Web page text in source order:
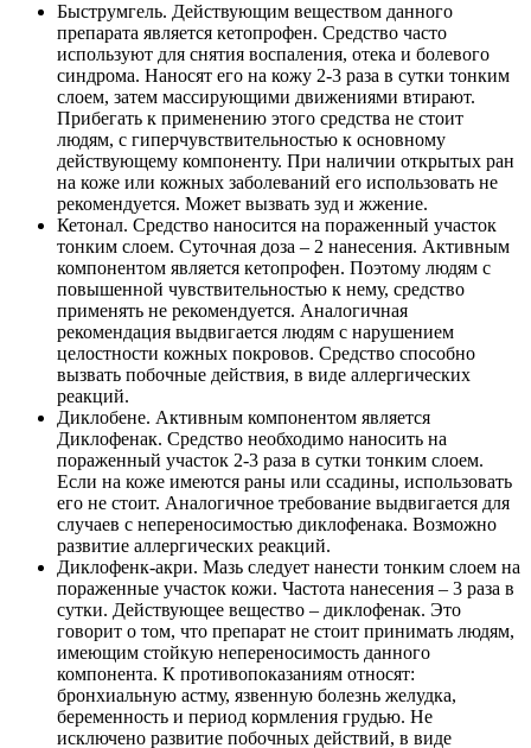
Быструмгель. Действующим веществом данного
препарата является кетопрофен. Средство часто
используют для снятия воспаления, отека и болевого
синдрома. Наносят его на кожу 2-3 раза в сутки тонким
слоем, затем массирующими движениями втирают.
Прибегать к применению этого средства не стоит
людям, с гиперчувствительностью к основному
действующему компоненту. При наличии открытых ран
на коже или кожных заболеваний его использовать не
рекомендуется. Может вызвать зуд и жжение.
Кетонал. Средство наносится на пораженный участок
тонким слоем. Суточная доза – 2 нанесения. Активным
компонентом является кетопрофен. Поэтому людям с
повышенной чувствительностью к нему, средство
применять не рекомендуется. Аналогичная
рекомендация выдвигается людям с нарушением
целостности кожных покровов. Средство способно
вызвать побочные действия, в виде аллергических
реакций.
Диклобене. Активным компонентом является
Диклофенак. Средство необходимо наносить на
пораженный участок 2-3 раза в сутки тонким слоем.
Если на коже имеются раны или ссадины, использовать
его не стоит. Аналогичное требование выдвигается для
случаев с непереносимостью диклофенака. Возможно
развитие аллергических реакций.
Диклофенк-акри. Мазь следует нанести тонким слоем на
пораженные участок кожи. Частота нанесения – 3 раза в
сутки. Действующее вещество – диклофенак. Это
говорит о том, что препарат не стоит принимать людям,
имеющим стойкую непереносимость данного
компонента. К противопоказаниям относят:
бронхиальную астму, язвенную болезнь желудка,
беременность и период кормления грудью. Не
исключено развитие побочных действий, в виде